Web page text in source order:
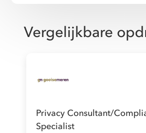
Vergelijkbare
Privacy Consultant/
Specialist